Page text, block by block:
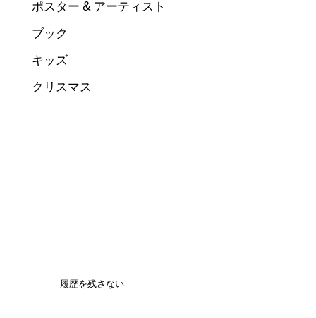
ポスター & アーティスト
ブック
キッズ
クリスマス
履歴を残さない